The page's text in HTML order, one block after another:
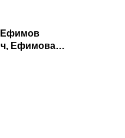
Ефимов
Ефимова